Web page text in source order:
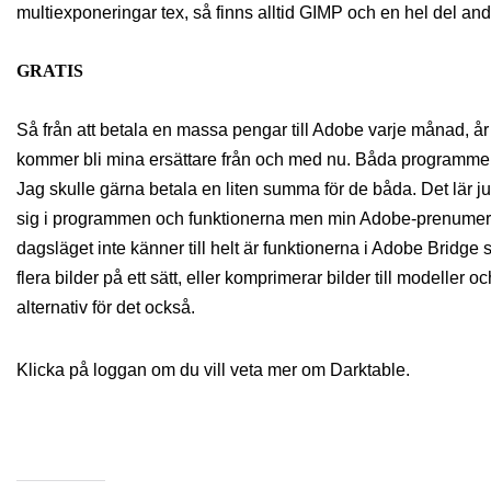
multiexponeringar tex, så finns alltid GIMP och en hel del
GRATIS
Så från att betala en massa pengar till Adobe varje månad,
kommer bli mina ersättare från och med nu. Båda
Jag skulle gärna betala en liten summa för de båda. Det lär
sig i programmen och funktionerna men min Adobe-
dagsläget inte känner till helt är funktionerna i Adobe
flera bilder på ett sätt, eller komprimerar bilder till modeller
alternativ för det också.
Klicka på loggan om du vill veta mer om Darktable.